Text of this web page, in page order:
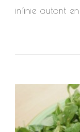
infinie autant en